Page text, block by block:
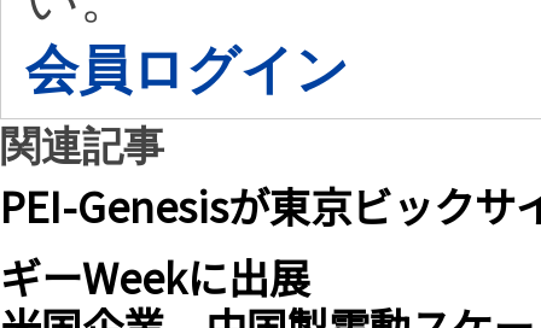
会員ログイン
関連記事
PEI-Genesisが東京ビック
ギーWeekに出展